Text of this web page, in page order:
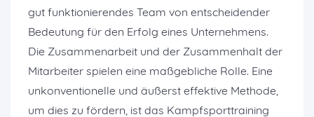
gut funktionierendes Team von entscheidender
Bedeutung für den Erfolg eines Unternehmens.
Die Zusammenarbeit und der Zusammenhalt der
Mitarbeiter spielen eine maßgebliche Rolle. Eine
unkonventionelle und äußerst effektive Methode,
um dies zu fördern, ist das Kampfsporttraining